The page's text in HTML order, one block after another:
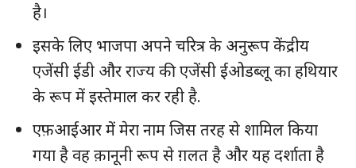
है।
इसके लिए भाजपा अपने चरित्र के अनुरूप केंद्रीय
एजेंसी ईडी और राज्य की एजेंसी ईओडब्लू का हथियार
के रूप में इस्तेमाल कर रही है.
एफ़आईआर में मेरा नाम जिस तरह से शामिल किया
गया है वह क़ानूनी रूप से ग़लत है और यह दर्शाता है